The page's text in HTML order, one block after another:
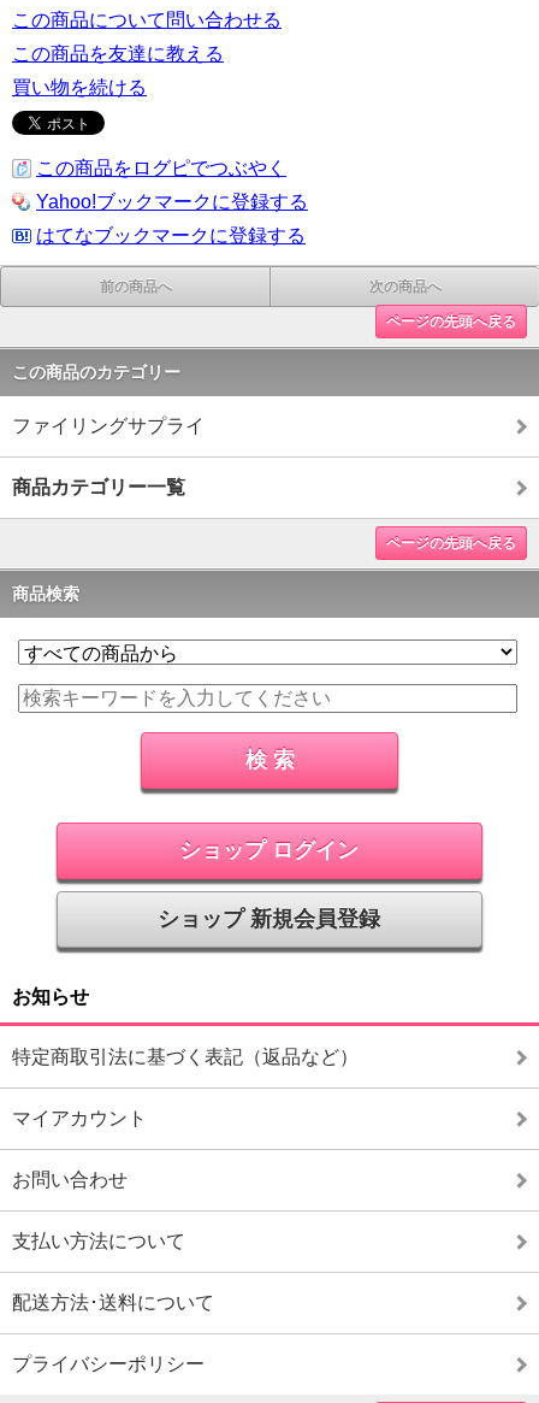
この商品について問い合わせる
この商品を友達に教える
買い物を続ける
この商品をログピでつぶやく
Yahoo!ブックマークに登録する
はてなブックマークに登録する
前の商品へ 次の商品へ
ページの先頭へ戻る
この商品のカテゴリー
ファイリングサプライ
商品カテゴリー一覧
ページの先頭へ戻る
商品検索
ショップ ログイン
ショップ 新規会員登録
お知らせ
特定商取引法に基づく表記（返品など）
マイアカウント
お問い合わせ
支払い方法について
配送方法･送料について
プライバシーポリシー